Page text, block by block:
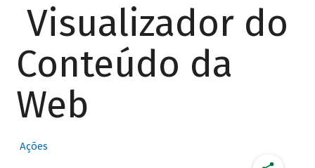
Visualizador do
Conteúdo da
Web
Ações